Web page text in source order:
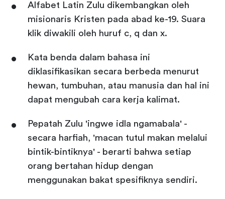
Alfabet Latin Zulu dikembangkan oleh
misionaris Kristen pada abad ke-19. Suara
klik diwakili oleh huruf c, q dan x.
Kata benda dalam bahasa ini
diklasifikasikan secara berbeda menurut
hewan, tumbuhan, atau manusia dan hal ini
dapat mengubah cara kerja kalimat.
Pepatah Zulu 'ingwe idla ngamabala' -
secara harfiah, 'macan tutul makan melalui
bintik-bintiknya' - berarti bahwa setiap
orang bertahan hidup dengan
menggunakan bakat spesifiknya sendiri.